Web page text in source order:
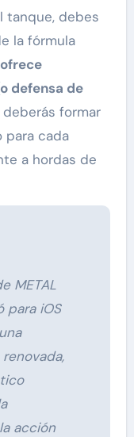
tanque, debes
la fórmula
defensa de
formar
para cada
a hordas de
METAL
para iOS
acción